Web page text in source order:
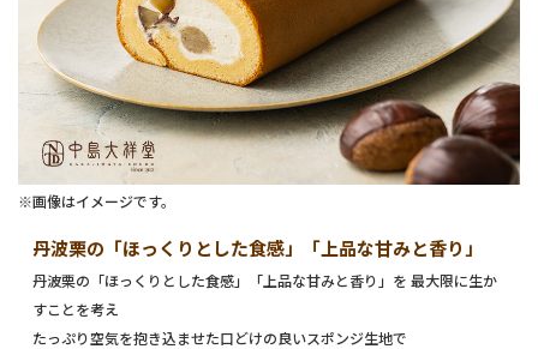
※画像はイメージです。
丹波栗の「ほっくりとした食感」「上品な甘みと香り」
丹波栗の「ほっくりとした食感」「上品な甘みと香り」を 最大限に生か
すことを考え
たっぷり空気を抱き込ませた口どけの良いスポンジ生地で